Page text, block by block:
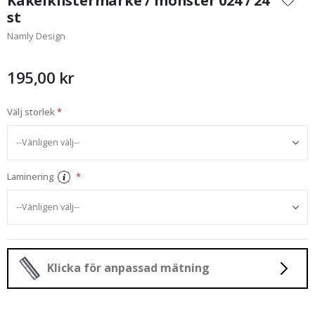
början
av
bildgalleriet
st
Namly Design
195,00 kr
Välj storlek
Laminering
Klicka för anpassad mätning